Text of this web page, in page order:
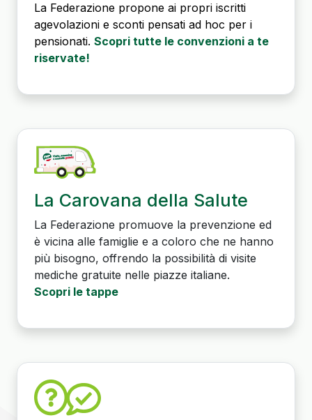
La Federazione propone ai propri iscritti
agevolazioni e sconti pensati ad hoc per i
pensionati. Scopri tutte le convenzioni a te
riservate!
La Carovana della Salute
La Federazione promuove la prevenzione ed
è vicina alle famiglie e a coloro che ne hanno
più bisogno, offrendo la possibilità di visite
mediche gratuite nelle piazze italiane.
Scopri le tappe